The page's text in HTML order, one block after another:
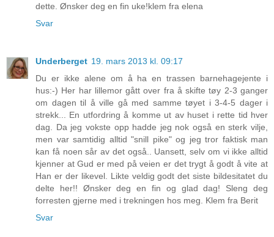
dette. Ønsker deg en fin uke!klem fra elena
Svar
Underberget 19. mars 2013 kl. 09:17
Du er ikke alene om å ha en trassen barnehagejente i
hus:-) Her har lillemor gått over fra å skifte tøy 2-3 ganger
om dagen til å ville gå med samme tøyet i 3-4-5 dager i
strekk... En utfordring å komme ut av huset i rette tid hver
dag. Da jeg vokste opp hadde jeg nok også en sterk vilje,
men var samtidig alltid "snill pike" og jeg tror faktisk man
kan få noen sår av det også.. Uansett, selv om vi ikke alltid
kjenner at Gud er med på veien er det trygt å godt å vite at
Han er der likevel. Likte veldig godt det siste bildesitatet du
delte her!! Ønsker deg en fin og glad dag! Sleng deg
forresten gjerne med i trekningen hos meg. Klem fra Berit
Svar